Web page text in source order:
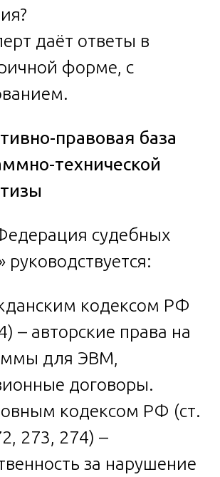
даёт ответы в
форме, с
правовая база
технической
судебных
руководствуется:
кодексом РФ
– авторские права на
для ЭВМ,
договоры.
кодексом РФ (ст.
273, 274) –
за нарушение